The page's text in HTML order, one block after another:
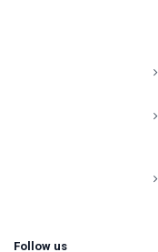
Follow us